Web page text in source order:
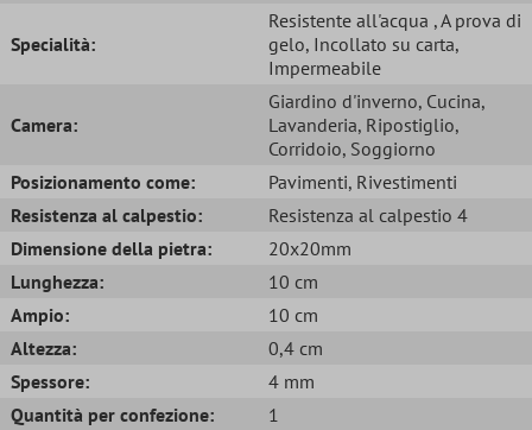
Specialità:
Resistente all'acqua , A prova di
gelo, Incollato su carta,
Impermeabile
Camera:
Giardino d'inverno, Cucina,
Lavanderia, Ripostiglio,
Corridoio, Soggiorno
Posizionamento come:
Pavimenti, Rivestimenti
Resistenza al calpestio:
Resistenza al calpestio 4
Dimensione della pietra:
20x20mm
Lunghezza:
10 cm
Ampio:
10 cm
Altezza:
0,4 cm
Spessore:
4 mm
Quantità per confezione:
1